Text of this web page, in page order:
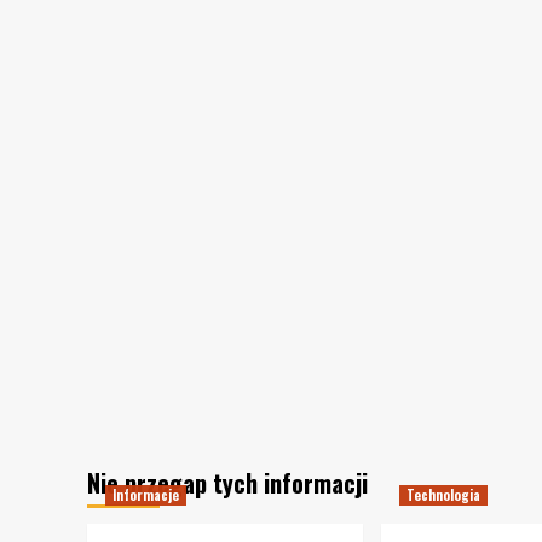
Nie przegap tych informacji
Informacje Technologia